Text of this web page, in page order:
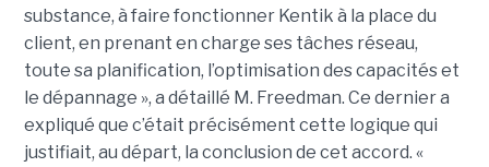
substance, à faire fonctionner Kentik à la place du
client, en prenant en charge ses tâches réseau,
toute sa planification, l’optimisation des capacités et
le dépannage », a détaillé M. Freedman. Ce dernier a
expliqué que c’était précisément cette logique qui
justifiait, au départ, la conclusion de cet accord. «